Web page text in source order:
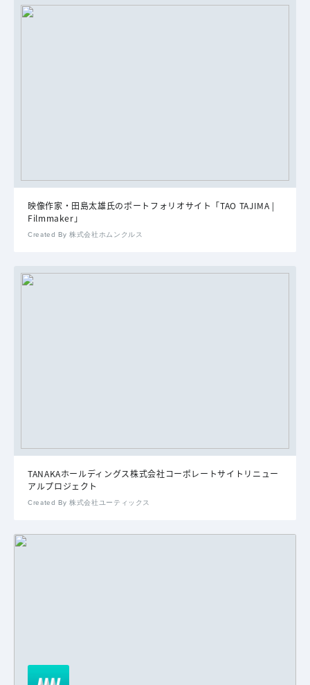
映像作家・田島太雄氏のポートフォリオサイト「TAO TAJIMA |
Filmmaker」
Created By 株式会社ホムンクルス
TANAKAホールディングス株式会社コーポレートサイトリニュー
アルプロジェクト
Created By 株式会社ユーティックス